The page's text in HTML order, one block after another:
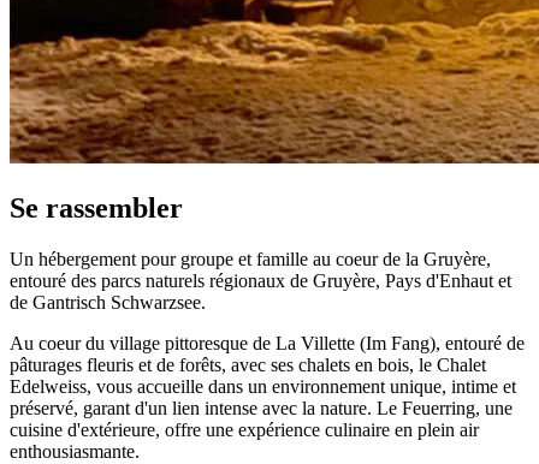
Se rassembler
Un hébergement pour groupe et famille au coeur de la Gruyère,
entouré des parcs naturels régionaux de Gruyère, Pays d'Enhaut et
de Gantrisch Schwarzsee.
Au coeur du village pittoresque de La Villette (Im Fang), entouré de
pâturages fleuris et de forêts, avec ses chalets en bois, le Chalet
Edelweiss, vous accueille dans un environnement unique, intime et
préservé, garant d'un lien intense avec la nature. Le Feuerring, une
cuisine d'extérieure, offre une expérience culinaire en plein air
enthousiasmante.